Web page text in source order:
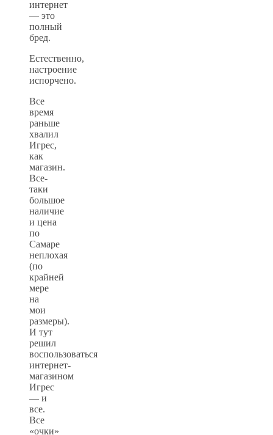
интернет
— это
полный
бред.
Естественно,
настроение
испорчено.
Все
время
раньше
хвалил
Игрес,
как
магазин.
Все-
таки
большое
наличие
и цена
по
Самаре
неплохая
(по
крайней
мере
на
мои
размеры).
И тут
решил
воспользоваться
интернет-
магазином
Игрес
— и
все.
Все
«очки»